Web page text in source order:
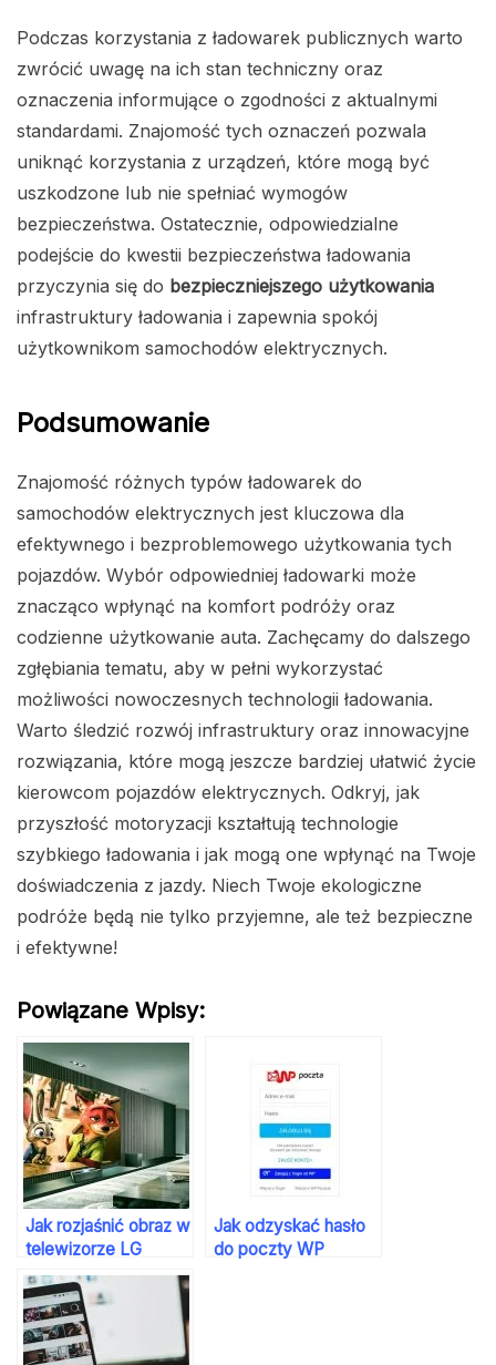
Podczas korzystania z ładowarek publicznych warto
zwrócić uwagę na ich stan techniczny oraz
oznaczenia informujące o zgodności z aktualnymi
standardami. Znajomość tych oznaczeń pozwala
uniknąć korzystania z urządzeń, które mogą być
uszkodzone lub nie spełniać wymogów
bezpieczeństwa. Ostatecznie, odpowiedzialne
podejście do kwestii bezpieczeństwa ładowania
przyczynia się do bezpieczniejszego użytkowania
infrastruktury ładowania i zapewnia spokój
użytkownikom samochodów elektrycznych.
Podsumowanie
Znajomość różnych typów ładowarek do
samochodów elektrycznych jest kluczowa dla
efektywnego i bezproblemowego użytkowania tych
pojazdów. Wybór odpowiedniej ładowarki może
znacząco wpłynąć na komfort podróży oraz
codzienne użytkowanie auta. Zachęcamy do dalszego
zgłębiania tematu, aby w pełni wykorzystać
możliwości nowoczesnych technologii ładowania.
Warto śledzić rozwój infrastruktury oraz innowacyjne
rozwiązania, które mogą jeszcze bardziej ułatwić życie
kierowcom pojazdów elektrycznych. Odkryj, jak
przyszłość motoryzacji kształtują technologie
szybkiego ładowania i jak mogą one wpłynąć na Twoje
doświadczenia z jazdy. Niech Twoje ekologiczne
podróże będą nie tylko przyjemne, ale też bezpieczne
i efektywne!
Powiązane Wpisy:
Jak rozjaśnić obraz w
telewizorze LG
Jak odzyskać hasło
do poczty WP